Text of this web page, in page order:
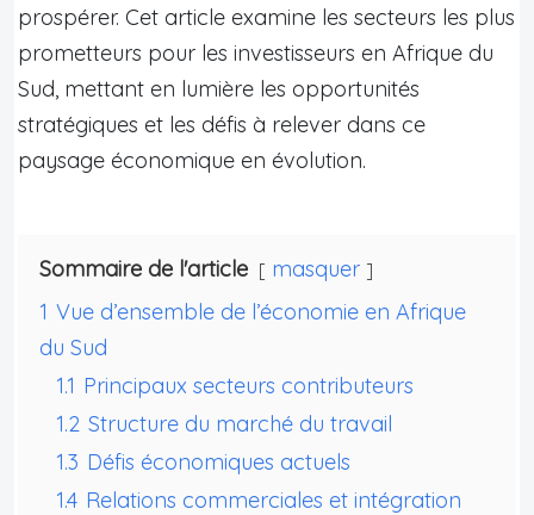
prospérer. Cet article examine les secteurs les plus
prometteurs pour les investisseurs en Afrique du
Sud, mettant en lumière les opportunités
stratégiques et les défis à relever dans ce
paysage économique en évolution.
Sommaire de l'article
masquer
1 Vue d’ensemble de l’économie en Afrique
du Sud
1.1 Principaux secteurs contributeurs
1.2 Structure du marché du travail
1.3 Défis économiques actuels
1.4 Relations commerciales et intégration